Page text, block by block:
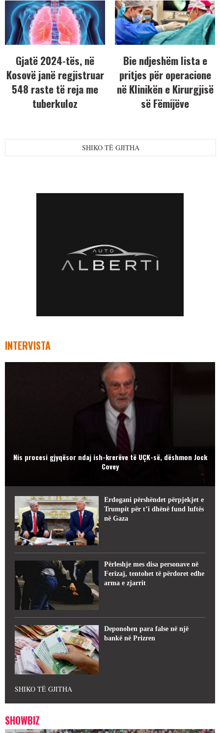
Gjatë 2024-tës, në
Kosovë janë regjistruar
548 raste të reja me
tuberkuloz
Bie ndjeshëm lista e
pritjes për operacione
në Klinikën e Kirurgjisë
së Fëmijëve
SHIKO TË GJITHA
INTERVISTA
Nis procesi gjyqësor ndaj ish-krerëve të UÇK-së, dëshmon Jock
Covey
Erdogani përshëndet përpjekjet e
Trumpit për t’i dhënë fund luftës
në Gaza
Përleshje mes disa personave në
Ferizaj, tentohet të përdoret edhe
arma e zjarrit
Deponohen para false në një
bankë në Prizren
SHIKO TË GJITHA
SHOWBIZ